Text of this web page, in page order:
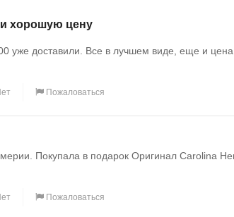
хорошую цену
уже доставили. Все в лучшем виде, еще и
Пожаловаться
Покупала в подарок Оригинал Carolina
Пожаловаться